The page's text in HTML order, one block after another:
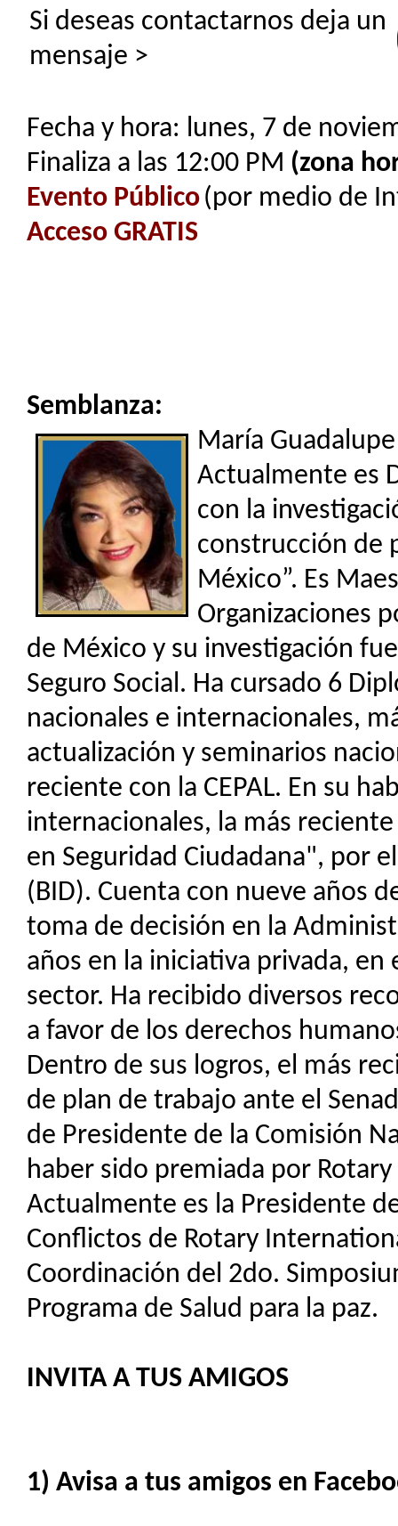
Si deseas contactarnos deja un
mensaje >
Fecha y hora: lunes, 7 de
Finaliza a las 12:00 PM (zona
Evento Público(por medio de
Acceso GRATIS
Semblanza:
María
Actualmente es
con la
construcción de
México”. Es
Organizaciones
de México y su investigación
Seguro Social. Ha cursado 6
nacionales e internacionales,
actualización y seminarios
reciente con la CEPAL. En su
internacionales, la más
en Seguridad Ciudadana", por
(BID). Cuenta con nueve años
toma de decisión en la
años en la iniciativa privada,
sector. Ha recibido diversos
a favor de los derechos
Dentro de sus logros, el más
de plan de trabajo ante el
de Presidente de la Comisión
haber sido premiada por
Actualmente es la Presidente
Conflictos de Rotary
Coordinación del 2do.
Programa de Salud para la paz.
INVITA A TUS AMIGOS
1) Avisa a tus amigos en